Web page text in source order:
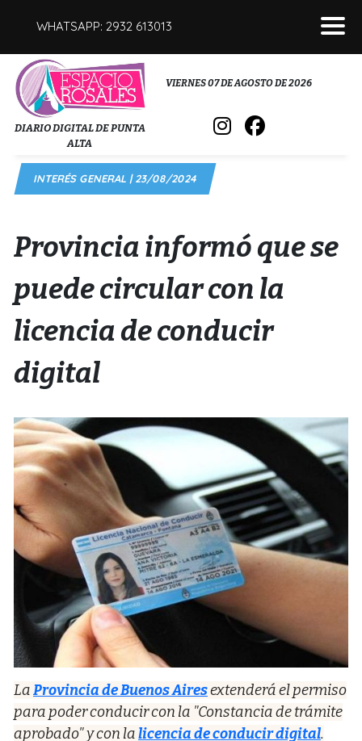
WHATSAPP: 2932 613013
POLICIALES
INTERÉS GENERAL
DEPORTES
SALUD
DIARIO DIGITAL DE PUNTA
ALTA
VIERNES 07 DE AGOSTO DE 2026
INTERÉS GENERAL | 23/08/2024
Provincia informó que se
puede circular con la
licencia de conducir
digital
LaProvincia de Buenos Airesextenderá el permiso
para poder conducir con la "Constancia de trámite
aprobado" y con lalicencia de conducir digital.